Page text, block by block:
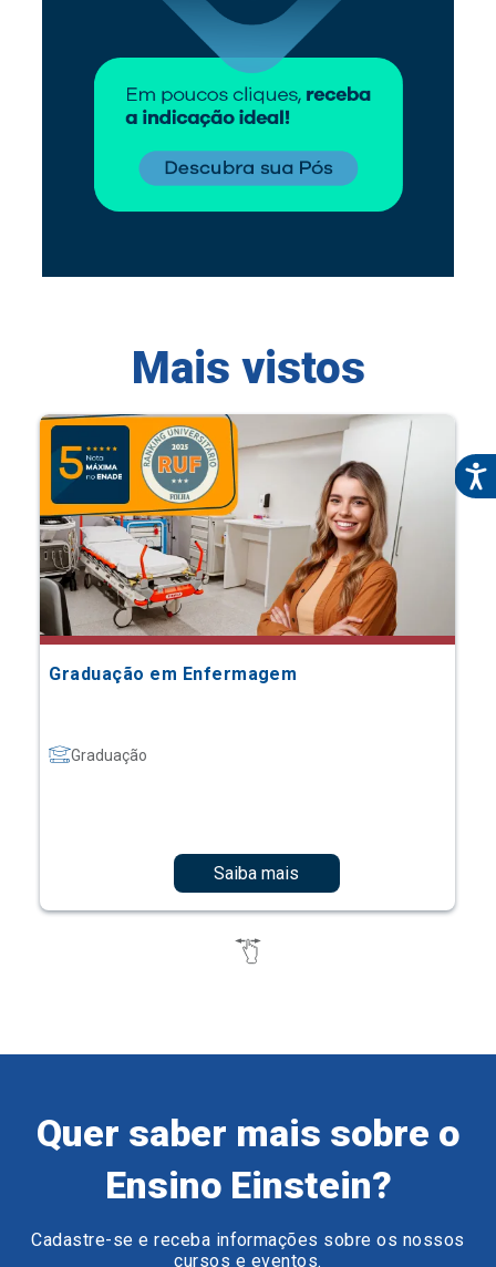
Mais vistos
Graduação em Enfermagem
Graduação
Saiba mais
Quer saber mais sobre o
Ensino Einstein?
Cadastre-se e receba informações sobre os nossos
cursos e eventos.